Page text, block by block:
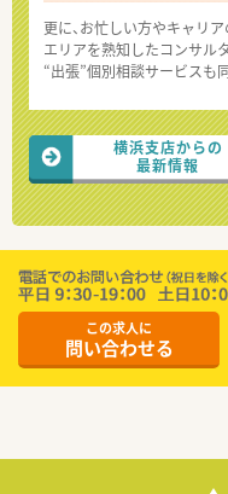
更に、お忙しい方やキャリ
エリアを熟知したコンサル
“出張”個別相談サービスも
横浜支店からの
最新情報
この求人に
問い合わせる